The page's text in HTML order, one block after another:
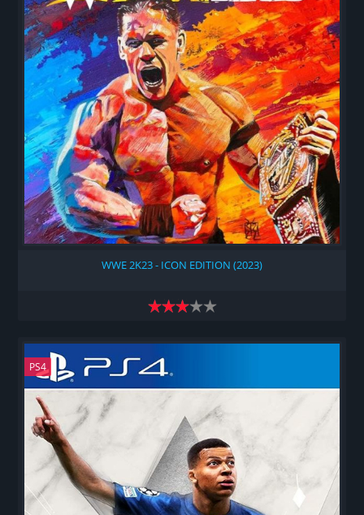
WWE 2K23 - ICON EDITION (2023)
PS4